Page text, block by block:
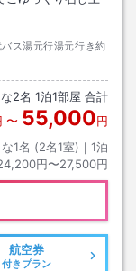
ス湯元行湯元行き約
2名 1泊1部屋 合計
〜 55,000円
1名 (2名1室)｜ 1泊
円〜27,500円
航空券
付きプラン